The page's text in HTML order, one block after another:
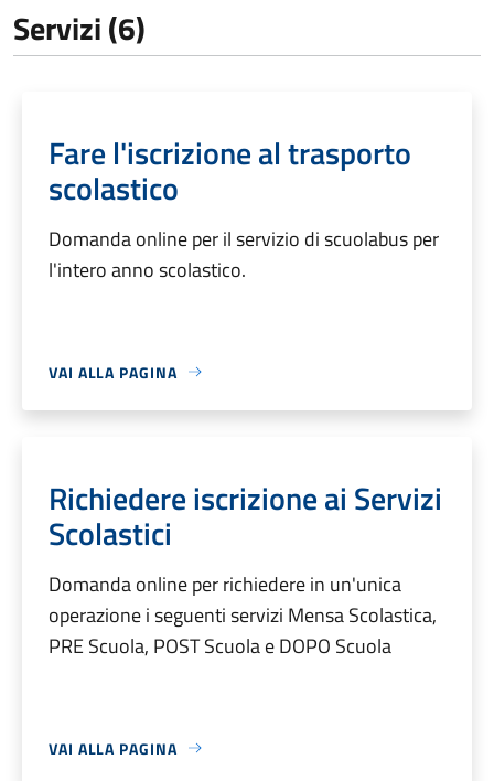
Servizi (6)
Fare l'iscrizione al trasporto
scolastico
Domanda online per il servizio di scuolabus per
l'intero anno scolastico.
VAI ALLA PAGINA
Richiedere iscrizione ai Servizi
Scolastici
Domanda online per richiedere in un'unica
operazione i seguenti servizi Mensa Scolastica,
PRE Scuola, POST Scuola e DOPO Scuola
VAI ALLA PAGINA